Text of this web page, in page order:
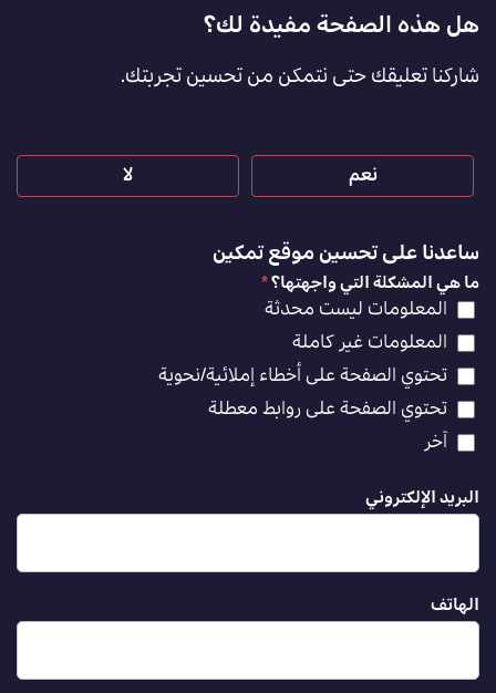
Footer
Feedback
[AR]
هل هذه الصفحة مفيدة لك؟
شاركنا تعليقك حتى نتمكن من تحسين تجربتك.
نعم لا
ساعدنا على تحسين موقع تمكين
ما هي المشكلة التي واجهتها؟*
المعلومات ليست محدثة
المعلومات غير كاملة
تحتوي الصفحة على أخطاء إملائية/نحوية
تحتوي الصفحة على روابط معطلة
آخر
البريد الإلكتروني
الهاتف